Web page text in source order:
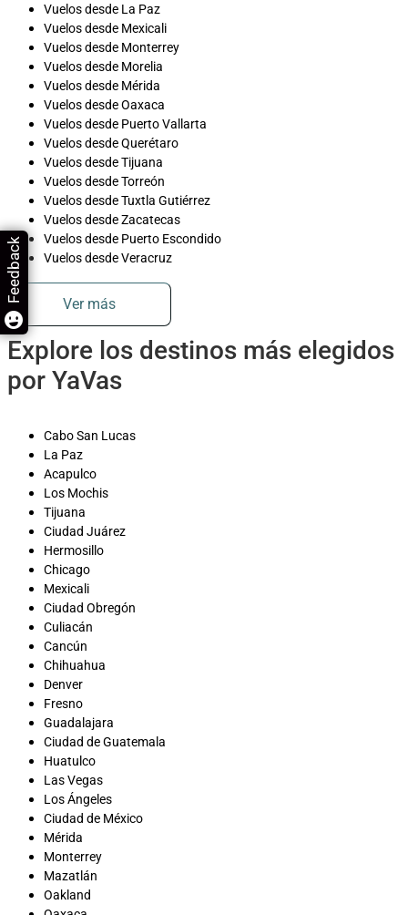
Vuelos desde La Paz
Vuelos desde Mexicali
Vuelos desde Monterrey
Vuelos desde Morelia
Vuelos desde Mérida
Vuelos desde Oaxaca
Vuelos desde Puerto Vallarta
Vuelos desde Querétaro
Vuelos desde Tijuana
Vuelos desde Torreón
Vuelos desde Tuxtla Gutiérrez
Vuelos desde Zacatecas
Vuelos desde Puerto Escondido
Vuelos desde Veracruz
Ver más
Explore los destinos más elegidos
por YaVas
Cabo San Lucas
La Paz
Acapulco
Los Mochis
Tijuana
Ciudad Juárez
Hermosillo
Chicago
Mexicali
Ciudad Obregón
Culiacán
Cancún
Chihuahua
Denver
Fresno
Guadalajara
Ciudad de Guatemala
Huatulco
Las Vegas
Los Ángeles
Ciudad de México
Mérida
Monterrey
Mazatlán
Oakland
Feedback